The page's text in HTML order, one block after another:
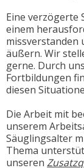
Eine verzögerte
einem
missverstanden
äußern. Wir
gerne. Durch
Fortbildungen
diesen
Die Arbeit mit
unserem
Säuglingsalter
Thema
unseren